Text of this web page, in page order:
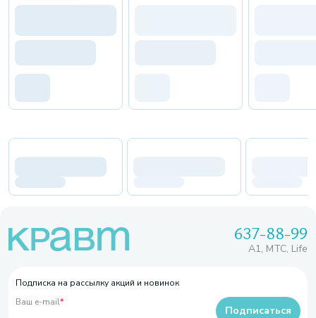
637-88-99
A1, МТС, Life
Подписка на рассылку акций и новинок
Ваш e-mail*
Подписаться